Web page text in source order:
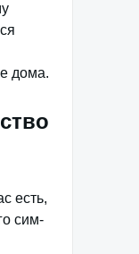
дома.
есть,
сим-